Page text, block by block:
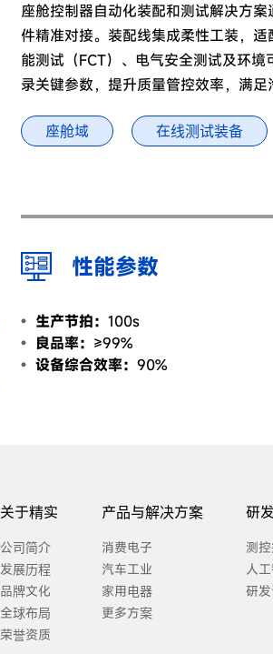
座舱控制器自动化装配和测试解决方
件精准对接。装配线集成柔性工装，
能测试（FCT）、电气安全测试及环
录关键参数，提升质量管控效率，满足
座舱域 在线测试装备
性能参数
生产节拍： 100s
良品率： ≥99%
设备综合效率： 90%
关于精实
公司简介
发展历程
品牌文化
全球布局
荣誉资质
产品与解决方案
消费电子
汽车工业
家用电器
更多方案
研
测
人
研